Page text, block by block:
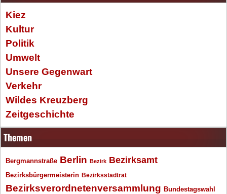
Kiez
Kultur
Politik
Umwelt
Unsere Gegenwart
Verkehr
Wildes Kreuzberg
Zeitgeschichte
Themen
Bergmannstraße Berlin Bezirk Bezirksamt
Bezirksbürgermeisterin Bezirksstadtrat
Bezirksverordnetenversammlung Bundestagswahl